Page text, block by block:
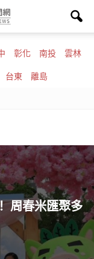
彰化 南投 雲林
台東 離島
周春米匯聚多